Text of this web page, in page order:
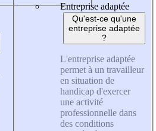
Entreprise adaptée
Qu'est-ce qu'une
entreprise adaptée
?
L'entreprise adaptée
permet à un travailleur
en situation de
handicap d'exercer
une activité
professionnelle dans
des conditions